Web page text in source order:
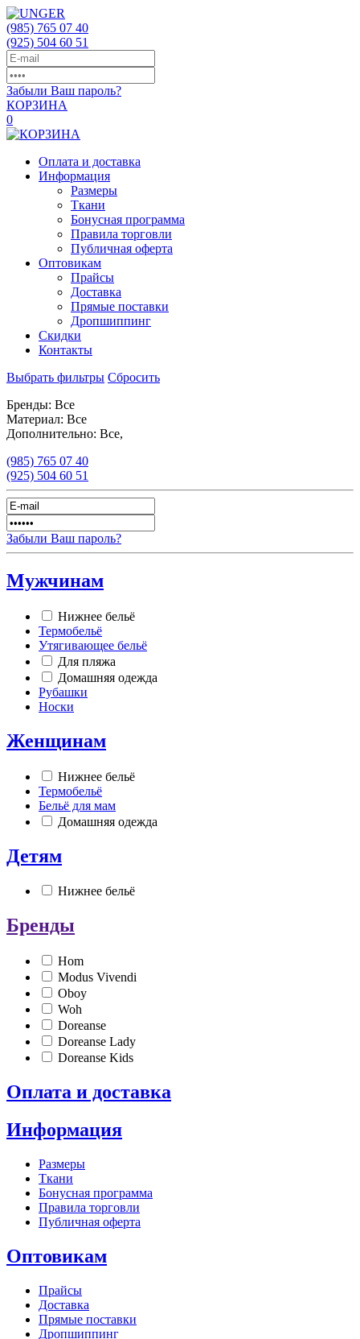
(985) 765 07 40
(925) 504 60 51
Забыли Ваш пароль?
КОРЗИНА
0
Оплата и доставка
Информация
Размеры
Ткани
Бонусная программа
Правила торговли
Публичная оферта
Оптовикам
Прайсы
Доставка
Прямые поставки
Дропшиппинг
Скидки
Контакты
Выбрать фильтры Сбросить
Бренды: Все
Материал: Все
Дополнительно: Все,
(985) 765 07 40
(925) 504 60 51
Забыли Ваш пароль?
Мужчинам
Нижнее бельё
Термобельё
Утягивающее бельё
Для пляжа
Домашняя одежда
Рубашки
Носки
Женщинам
Нижнее бельё
Термобельё
Бельё для мам
Домашняя одежда
Детям
Нижнее бельё
Бренды
Hom
Modus Vivendi
Oboy
Woh
Doreanse
Doreanse Lady
Doreanse Kids
Оплата и доставка
Информация
Размеры
Ткани
Бонусная программа
Правила торговли
Публичная оферта
Оптовикам
Прайсы
Доставка
Прямые поставки
Дропшиппинг